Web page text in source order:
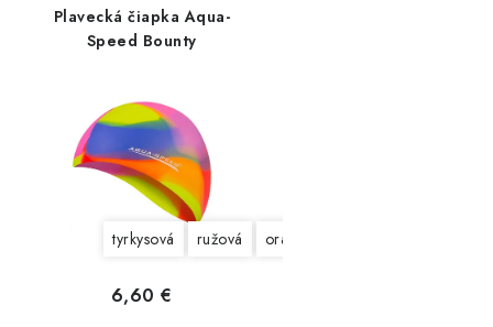
Plavecká čiapka Aqua-
Speed Bounty
tyrkysová ružová oranžová
6,60 €